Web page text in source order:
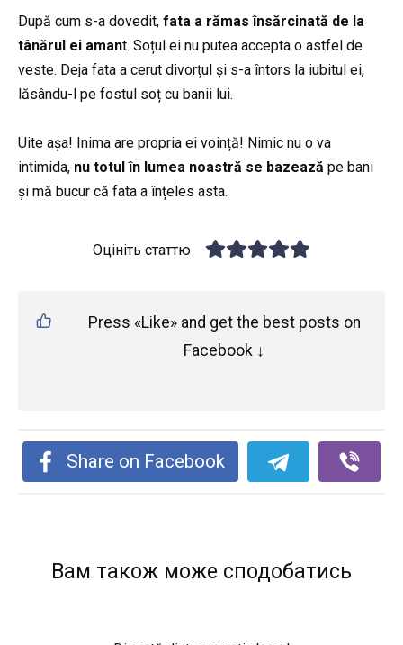
După cum s-a dovedit, fata a rămas însărcinată de la
tânărul ei amant. Soțul ei nu putea accepta o astfel de
veste. Deja fata a cerut divorțul și s-a întors la iubitul ei,
lăsându-l pe fostul soț cu banii lui.
Uite așa! Inima are propria ei voință! Nimic nu o va
intimida, nu totul în lumea noastră se bazează pe bani
și mă bucur că fata a înțeles asta.
Оцініть статтю
Press «Like» and get the best posts on
Facebook ↓
Share on Facebook
Вам також може сподобатись